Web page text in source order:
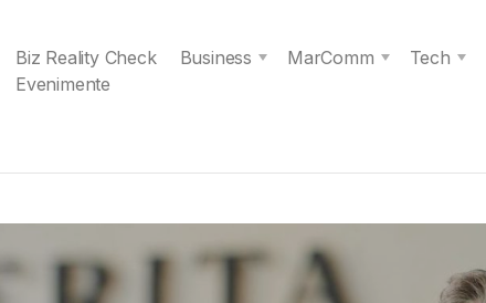
Biz Reality Check Business MarComm Tech
Evenimente